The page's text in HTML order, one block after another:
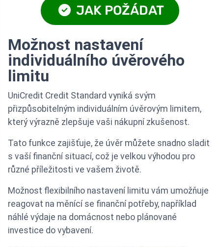
JAK POŽÁDAT
Možnost nastavení
individuálního úvěrového
limitu
UniCredit Credit Standard vyniká svým
přizpůsobitelným individuálním úvěrovým limitem,
který výrazně zlepšuje vaši nákupní zkušenost.
Tato funkce zajišťuje, že úvěr můžete snadno sladit
s vaší finanční situací, což je velkou výhodou pro
různé příležitosti ve vašem životě.
Možnost flexibilního nastavení limitu vám umožňuje
reagovat na měnící se finanční potřeby, například
náhlé výdaje na domácnost nebo plánované
investice do vybavení.